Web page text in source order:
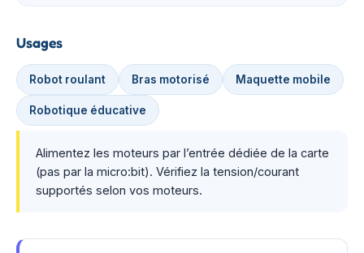
Usages
Robot roulant Bras motorisé Maquette mobile
Robotique éducative
Alimentez les moteurs par l’entrée dédiée de la carte
(pas par la micro:bit). Vérifiez la tension/courant
supportés selon vos moteurs.